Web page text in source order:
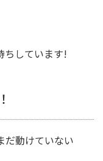
ちしています!
だ動けていない